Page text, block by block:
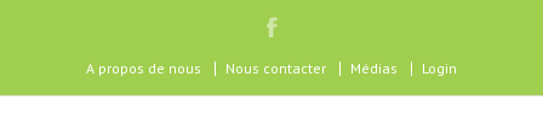
A propos de nous Nous contacter Médias Login